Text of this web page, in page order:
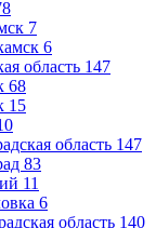
7
6
область 147
68
15
область 147
83
11
6
область 140